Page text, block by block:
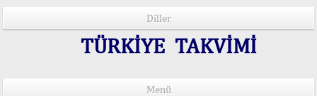
Diller
TÜRKİYE TAKVİMİ
Menü